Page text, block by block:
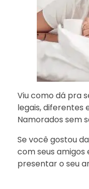
Viu como dá pra
legais, diferentes
Namorados sem
Se você gostou
com seus amigos
presentar o seu